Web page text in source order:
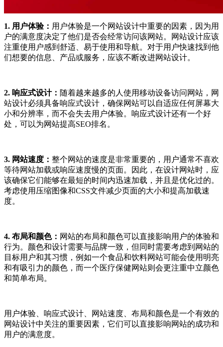
1. 用户体验： 用户体验是一个网站设计中重要的因素，因为用
户的满意度决定了他们是否会经常访问该网站。网站设计应该
注重使用户感到舒适、易于使用和导航。对于用户快速找到他
们想要的信息、产品或服务，应该不断改进网站设计。
2. 响应式设计： 随着越来越多的人使用移动设备访问网站，网
站设计必须具备响应式设计，确保网站可以自适应任何屏幕大
小和分辨率，而不会失去用户体验。响应式设计还有一个好
处，可以为网站提高SEO排名。
3. 网站速度： 整个网站的速度是非常重要的，用户通常不喜欢
等待网站加载或响应速度慢的页面。因此，在设计网站时，应
该确保它们能够在最短的时间内迅速加载，并且是优化过的。
考虑使用压缩图像和CSS文件减少页面的大小和提高加载速
度。
4. 布局和颜色： 网站的布局和颜色可以直接影响用户的体验和
行为。颜色和设计需要与品牌一致，但同时需要考虑到网站的
目标用户和其习惯，例如一个食品和饮料网站可能会使用明亮
和有吸引力的颜色，而一个医疗保健网站则会更注重中立颜色
和简单布局。
用户体验、响应式设计、网站速度、布局和颜色是一个有效的
网站设计中关注的重要因素，它们可以直接影响网站的成功和
用户的满意度。